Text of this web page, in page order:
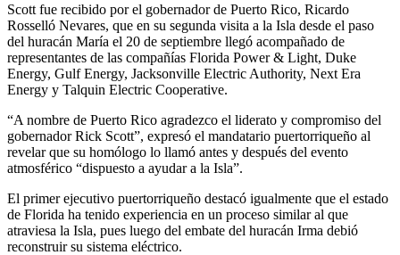
Scott fue recibido por el gobernador de Puerto Rico, Ricardo
Rosselló Nevares, que en su segunda visita a la Isla desde el paso
del huracán María el 20 de septiembre llegó acompañado de
representantes de las compañías Florida Power & Light, Duke
Energy, Gulf Energy, Jacksonville Electric Authority, Next Era
Energy y Talquin Electric Cooperative.
“A nombre de Puerto Rico agradezco el liderato y compromiso del
gobernador Rick Scott”, expresó el mandatario puertorriqueño al
revelar que su homólogo lo llamó antes y después del evento
atmosférico “dispuesto a ayudar a la Isla”.
El primer ejecutivo puertorriqueño destacó igualmente que el estado
de Florida ha tenido experiencia en un proceso similar al que
atraviesa la Isla, pues luego del embate del huracán Irma debió
reconstruir su sistema eléctrico.